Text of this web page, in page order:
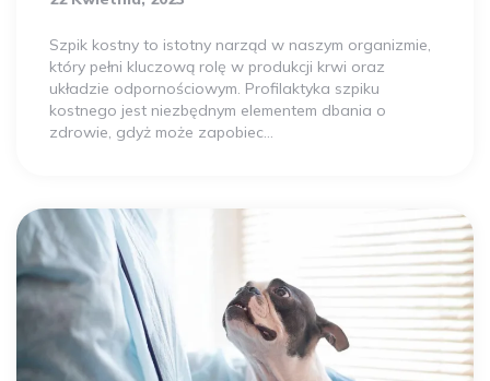
Szpik kostny to istotny narząd w naszym organizmie,
który pełni kluczową rolę w produkcji krwi oraz
układzie odpornościowym. Profilaktyka szpiku
kostnego jest niezbędnym elementem dbania o
zdrowie, gdyż może zapobiec…